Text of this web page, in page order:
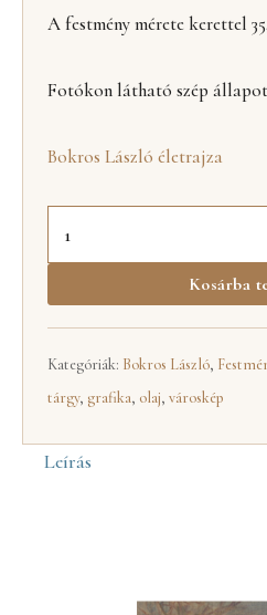
A festmény mérete kerettel
Fotókon látható szép
Bokros László életrajza
Kosárba
Kategóriák: Bokros László,
tárgy, grafika, olaj, városkép
Leírás